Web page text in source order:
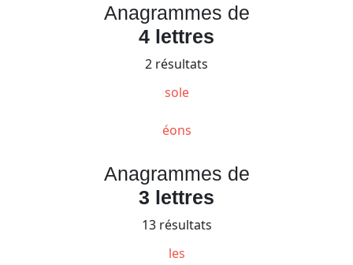
Anagrammes de
4 lettres
2 résultats
sole
éons
Anagrammes de
3 lettres
13 résultats
les